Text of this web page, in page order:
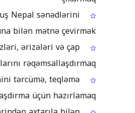
Nepal sənədlərini
bilən mətnə çevirmək
ərizələri və çap
rəqəmsallaşdırmaq
tərcümə, teqləmə
üçün hazırlamaq